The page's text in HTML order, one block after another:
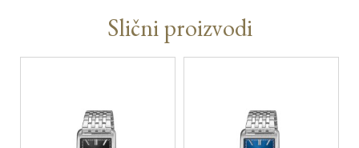
Slični proizvodi